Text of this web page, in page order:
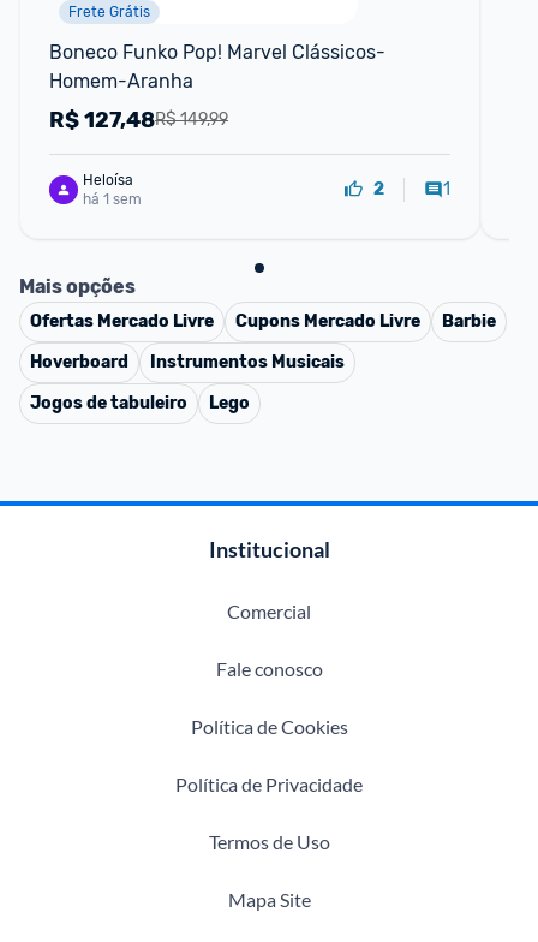
Frete Grátis
Boneco Funko Pop! Marvel Clássicos-
Homem-Aranha
R$ 149,99
R$127,48
Heloísa
há 1 sem
2 1
Mais opções
Ofertas Mercado Livre Cupons Mercado Livre
Barbie
Hoverboard
Instrumentos Musicais
Jogos de tabuleiro
Lego
Institucional
Comercial
Fale conosco
Política de Cookies
Política de Privacidade
Termos de Uso
Mapa Site